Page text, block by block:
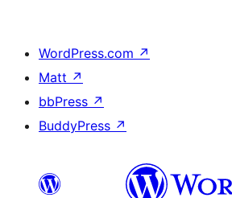
WordPress.com ↗
Matt ↗
bbPress ↗
BuddyPress ↗